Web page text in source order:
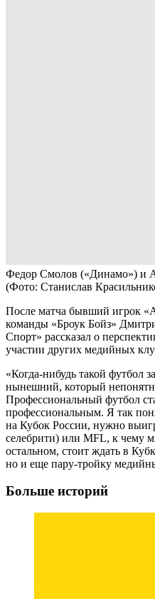
Федор Смолов («Динамо») и
(Фото: Станислав
После матча бывший игрок
команды «Броук Бойз»
Спорт» рассказал о
участии других медийных
«Когда-нибудь такой футбол
нынешний, который
Профессиональный футбол
профессиональным. Я так
на Кубок России, нужно
селебрити) или MFL, к чему
остальном, стоит ждать в
но и еще пару-тройку
Больше историй